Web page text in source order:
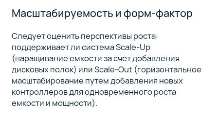
Масштабируемость и форм-фактор
Следует оценить перспективы роста:
поддерживает ли система Scale-Up
(наращивание емкости за счет добавления
дисковых полок) или Scale-Out (горизонтальное
масштабирование путем добавления новых
контроллеров для одновременного роста
емкости и мощности).